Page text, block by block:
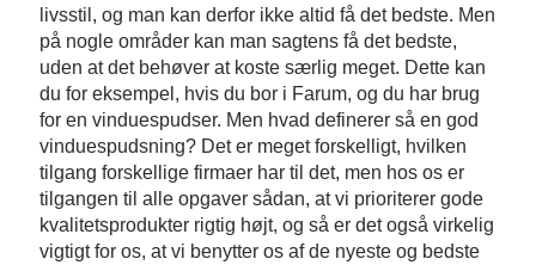
livsstil, og man kan derfor ikke altid få det bedste. Men
på nogle områder kan man sagtens få det bedste,
uden at det behøver at koste særlig meget. Dette kan
du for eksempel, hvis du bor i Farum, og du har brug
for en vinduespudser. Men hvad definerer så en god
vinduespudsning? Det er meget forskelligt, hvilken
tilgang forskellige firmaer har til det, men hos os er
tilgangen til alle opgaver sådan, at vi prioriterer gode
kvalitetsprodukter rigtig højt, og så er det også virkelig
vigtigt for os, at vi benytter os af de nyeste og bedste